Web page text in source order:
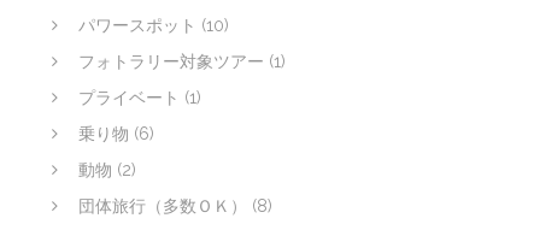
パワースポット (10)
フォトラリー対象ツアー (1)
プライベート (1)
乗り物 (6)
動物 (2)
団体旅行（多数ＯＫ）
(8)